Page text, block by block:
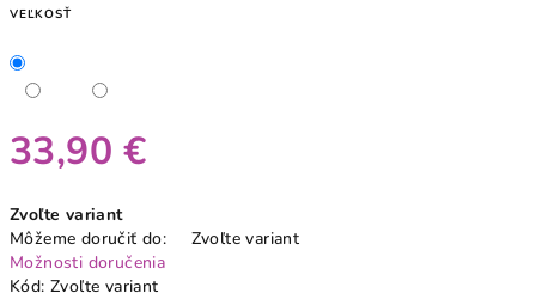
VEĽKOSŤ
33,90 €
cena:
Zvoľte variant
Môžeme doručiť do:
Zvoľte variant
Možnosti doručenia
Kód: Zvoľte variant